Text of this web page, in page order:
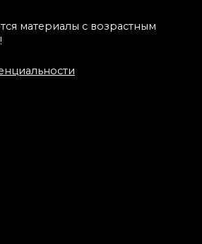
материалы с возрастным